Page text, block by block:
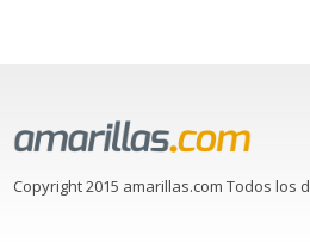
Copyright 2015 amarillas.com Todos los